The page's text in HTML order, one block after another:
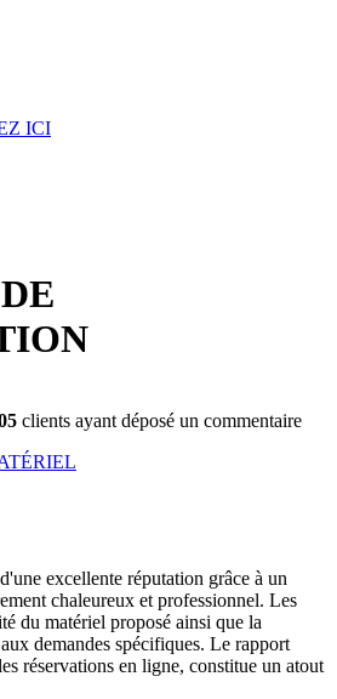
ICI
clients ayant déposé un commentaire
excellente réputation grâce à un
chaleureux et professionnel. Les
du matériel proposé ainsi que la
demandes spécifiques. Le rapport
réservations en ligne, constitue un atout